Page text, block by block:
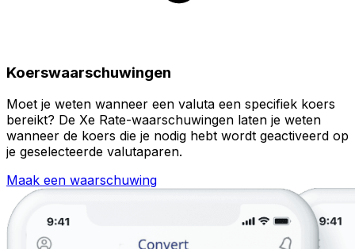
Koerswaarschuwingen
Moet je weten wanneer een valuta een specifiek koers
bereikt? De Xe Rate-waarschuwingen laten je weten
wanneer de koers die je nodig hebt wordt geactiveerd op
je geselecteerde valutaparen.
Maak een waarschuwing